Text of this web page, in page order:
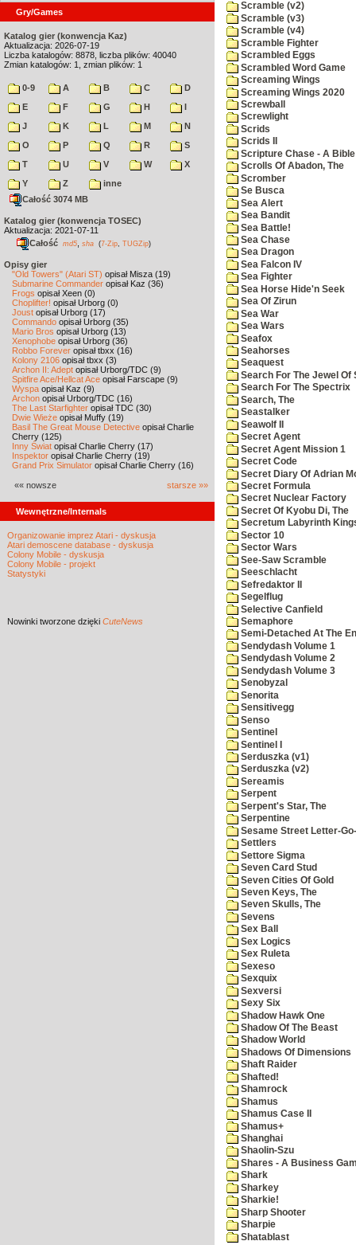
Gry/Games
Katalog gier (konwencja Kaz)
Aktualizacja: 2026-07-19
Liczba katalogów: 8878, liczba plików: 40040
Zmian katalogów: 1, zmian plików: 1
0-9 A B C
D
E
F G H
I
J
K L M
N
O
P Q R
S
T
U V W
X
Y
Z
inne
Całość 3074 MB
Katalog gier (konwencja TOSEC)
Aktualizacja: 2021-07-11
Całość md5 sha (7-Zip TUGZip)
Opisy gier
"Old Towers" (Atari ST) opisał Misza (19)
Submarine Commander opisał Kaz (36)
Frogs opisał Xeen (0)
Choplifter! opisał Urborg (0)
Joust opisał Urborg (17)
Commando opisał Urborg (35)
Mario Bros opisał Urborg (13)
Xenophobe opisał Urborg (36)
Robbo Forever opisał tbxx (16)
Kolony 2106 opisał tbxx (3)
Archon II: Adept opisał Urborg/TDC (9)
Spitfire Ace/Hellcat Ace opisał Farscape (9)
Wyspa opisał Kaz (9)
Archon opisał Urborg/TDC (16)
The Last Starfighter opisał TDC (30)
Dwie Wieże opisał Muffy (19)
Basil The Great Mouse Detective opisał Charlie
Cherry (125)
Inny Świat opisał Charlie Cherry (17)
Inspektor opisał Charlie Cherry (19)
Grand Prix Simulator opisał Charlie Cherry (16)
«« nowsze starsze »»
Wewnętrzne/Internals
Organizowanie imprez Atari - dyskusja
Atari demoscene database - dyskusja
Colony Mobile - dyskusja
Colony Mobile - projekt
Statystyki
Nowinki tworzone dzięki CuteNews
Scramble (v2)
Scramble (v3)
Scramble (v4)
Scramble Fighter
Scrambled Eggs
Scrambled Word Game
Screaming Wings
Screaming Wings 2020
Screwball
Screwlight
Scrids
Scrids II
Scripture Chase - A Bible
Scrolls Of Abadon, The
Scromber
Se Busca
Sea Alert
Sea Bandit
Sea Battle!
Sea Chase
Sea Dragon
Sea Falcon IV
Sea Fighter
Sea Horse Hide'n Seek
Sea Of Zirun
Sea War
Sea Wars
Seafox
Seahorses
Seaquest
Search For The Jewel Of
Search For The Spectrix
Search, The
Seastalker
Seawolf II
Secret Agent
Secret Agent Mission 1
Secret Code
Secret Diary Of Adrian
Secret Formula
Secret Nuclear Factory
Secret Of Kyobu Di, The
Secretum Labyrinth
Sector 10
Sector Wars
See-Saw Scramble
Seeschlacht
Sefredaktor II
Segelflug
Selective Canfield
Semaphore
Semi-Detached At The
Sendydash Volume 1
Sendydash Volume 2
Sendydash Volume 3
Senobyzal
Senorita
Sensitivegg
Senso
Sentinel
Sentinel I
Serduszka (v1)
Serduszka (v2)
Sereamis
Serpent
Serpent's Star, The
Serpentine
Sesame Street Letter-
Settlers
Settore Sigma
Seven Card Stud
Seven Cities Of Gold
Seven Keys, The
Seven Skulls, The
Sevens
Sex Ball
Sex Logics
Sex Ruleta
Sexeso
Sexquix
Sexversi
Sexy Six
Shadow Hawk One
Shadow Of The Beast
Shadow World
Shadows Of Dimensions
Shaft Raider
Shafted!
Shamrock
Shamus
Shamus Case II
Shamus+
Shanghai
Shaolin-Szu
Shares - A Business
Shark
Sharkey
Sharkie!
Sharp Shooter
Sharpie
Shatablast